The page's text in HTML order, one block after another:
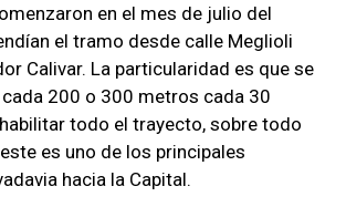
en el mes de julio del
el tramo desde calle Meglioli
Calivar. La particularidad es que se
200 o 300 metros cada 30
todo el trayecto, sobre todo
es uno de los principales
hacia la Capital.